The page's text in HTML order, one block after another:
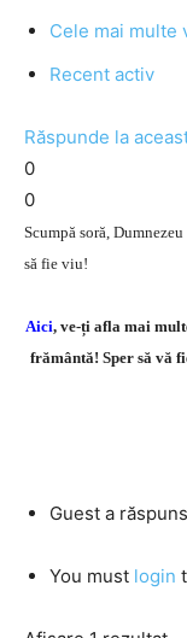
Cele mai multe
Recent activ
Răspunde la
0
0
Scumpă soră,
să fie viu!
Aici, ve-ți afla mai
frământă! Sper să vă
Guest a răspuns
You must login